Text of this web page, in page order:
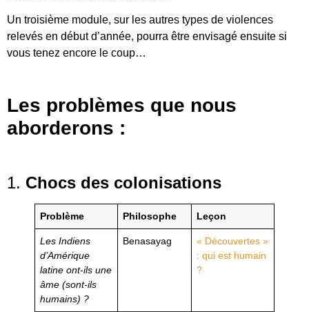
Un troisième module, sur les autres types de violences
relevés en début d’année, pourra être envisagé ensuite si
vous tenez encore le coup…
Les problèmes que nous
aborderons :
1. Chocs des colonisations
Problème Philosophe Leçon
Les Indiens
d’Amérique
latine ont-ils une
âme (sont-ils
humains) ?
Benasayag
« Découvertes »
: qui est humain
?